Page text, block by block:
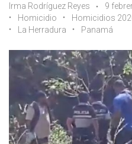
Irma Rodríguez Reyes 9
Homicidio
Homicidios
La Herradura
Panamá